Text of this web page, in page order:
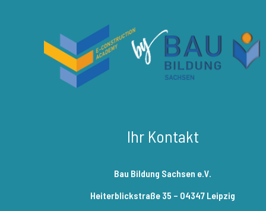
Ihr Kontakt
Bau Bildung Sachsen e.V.
Heiterblickstraße 35 – 04347 Leipzig